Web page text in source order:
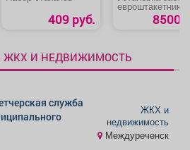
409 руб.
евроштакетника
8500
ЖКХ И НЕДВИЖИМОСТЬ
служба
ЖКХ и
недвижимость
Междуреченск